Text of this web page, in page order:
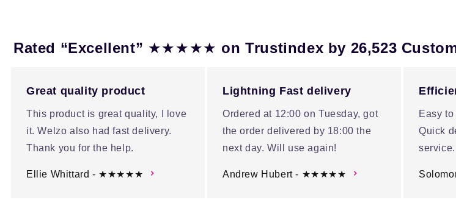
Rated “Excellent” ★★★★★ on Trustindex by 26,523
Great quality product
This product is great quality, I love
it. Welzo also had fast delivery.
Thank you for the help.
Ellie Whittard - ★★★★★
Lightning Fast delivery
Ordered at 12:00 on Tuesday, got
the order delivered by 18:00 the
next day. Will use again!
Andrew Hubert - ★★★★★
Easy
Quick
service.